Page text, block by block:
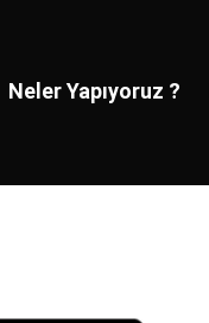
Neler Yapıyoruz ?